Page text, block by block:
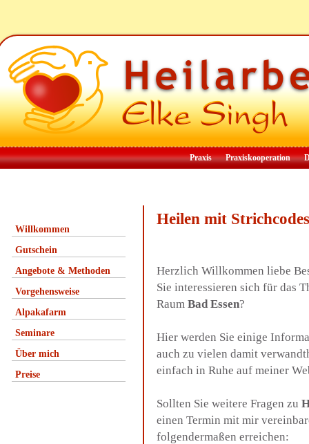
Praxis Praxiskooperation
Willkommen
Gutschein
Angebote & Methoden
Vorgehensweise
Alpakafarm
Seminare
Über mich
Preise
Heilen mit
Herzlich Willkommen liebe
Sie interessieren sich für das
Raum Bad Essen?
Hier werden Sie einige
auch zu vielen damit
einfach in Ruhe auf meiner
Sollten Sie weitere Fragen zu
einen Termin mit mir
folgendermaßen erreichen: